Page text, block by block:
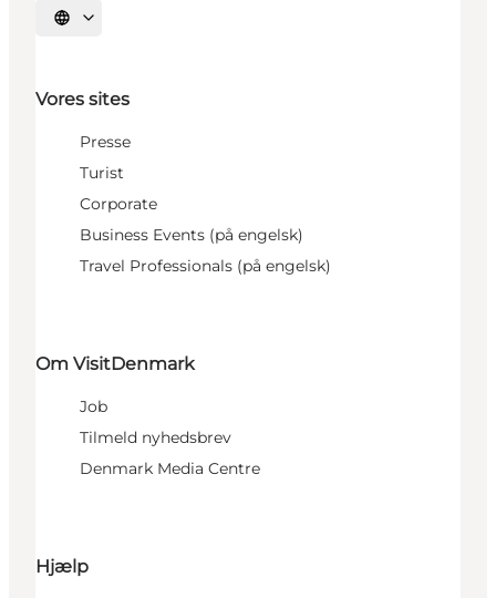
Vælg sprog
Vores sites
Presse
Turist
Corporate
Business Events (på engelsk)
Travel Professionals (på engelsk)
Om VisitDenmark
Job
Tilmeld nyhedsbrev
Denmark Media Centre
Hjælp